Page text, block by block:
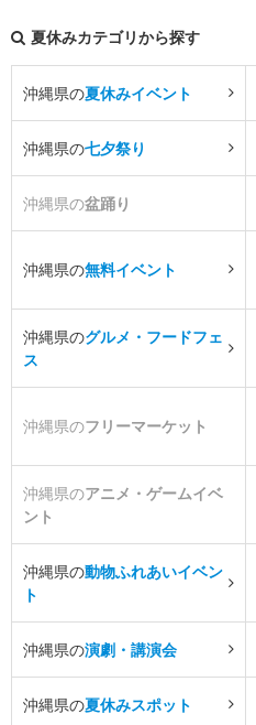
夏休みカテゴリから探す
沖縄県の夏休みイベント
沖縄県の七夕祭り
沖縄県の盆踊り
沖縄県の無料イベント
沖縄県のグルメ・フードフェ
ス
沖縄県のフリーマーケット
沖縄県のアニメ・ゲームイベ
ント
沖縄県の動物ふれあいイベン
ト
沖縄県の演劇・講演会
沖縄県の夏休みスポット